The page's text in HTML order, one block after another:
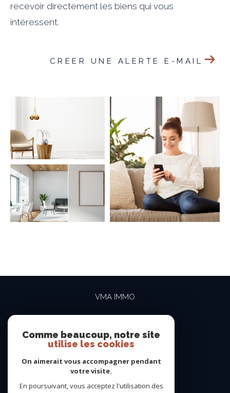
recevoir directement les biens qui vous
intéressent.
CREER UNE ALERTE E-MAIL
VMA IMMO
contact@vma-immo.com
19 rue des Rosiéristes
NOUS SUIVRE SUR
Comme beaucoup, notre site
utilise les cookies
On aimerait vous accompagner pendant
votre visite.
En poursuivant, vous acceptez l'utilisation des